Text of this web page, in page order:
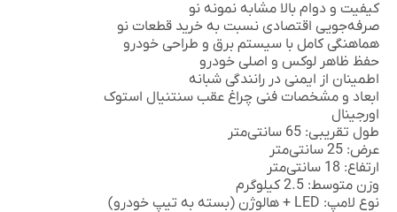
کیفیت و دوام بالا مشابه نمونه نو
صرفه‌جویی اقتصادی نسبت به خرید قطعات نو
هماهنگی کامل با سیستم برق و طراحی خودرو
حفظ ظاهر لوکس و اصلی خودرو
اطمینان از ایمنی در رانندگی شبانه
ابعاد و مشخصات فنی چراغ عقب سنتنیال استوک
اورجینال
طول تقریبی: 65 سانتی‌متر
عرض: 25 سانتی‌متر
ارتفاع: 18 سانتی‌متر
وزن متوسط: 2.5 کیلوگرم
نوع لامپ: LED + هالوژن (بسته به تیپ خودرو)